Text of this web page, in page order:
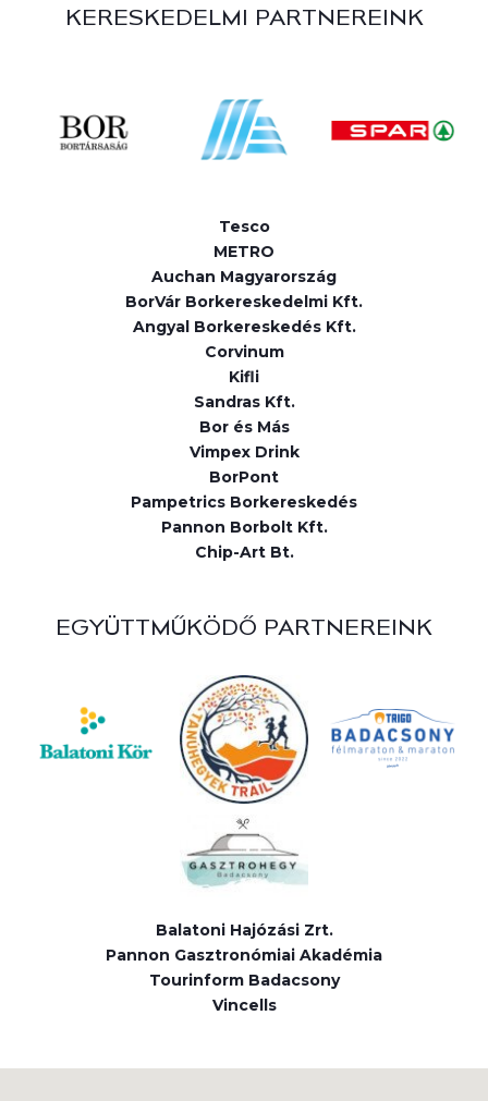
KERESKEDELMI PARTNEREINK
Tesco
METRO
Auchan Magyarország
BorVár Borkereskedelmi Kft.
Angyal Borkereskedés Kft.
Corvinum
Kifli
Sandras Kft.
Bor és Más
Vimpex Drink
BorPont
Pampetrics Borkereskedés
Pannon Borbolt Kft.
Chip-Art Bt.
EGYÜTTMŰKÖDŐ PARTNEREINK
Balatoni Hajózási Zrt.
Pannon Gasztronómiai Akadémia
Tourinform Badacsony
Vincells